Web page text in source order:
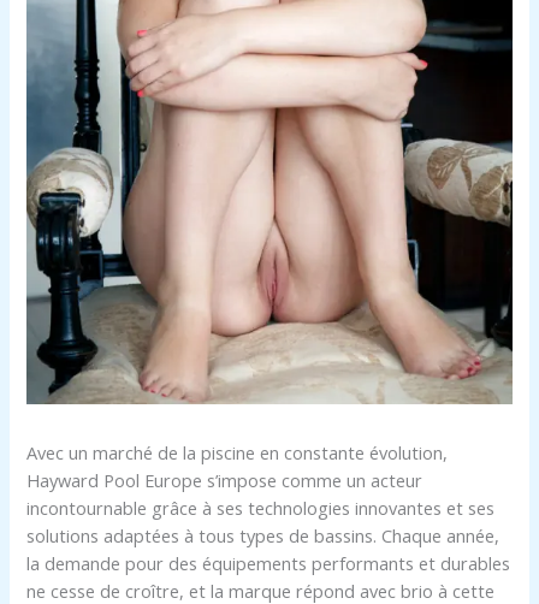
Avec un marché de la piscine en constante évolution,
Hayward Pool Europe s’impose comme un acteur
incontournable grâce à ses technologies innovantes et ses
solutions adaptées à tous types de bassins. Chaque année,
la demande pour des équipements performants et durables
ne cesse de croître, et la marque répond avec brio à cette